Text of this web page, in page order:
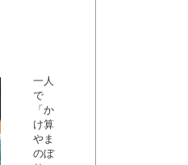
一人
で
「か
け算
やま
のぼ